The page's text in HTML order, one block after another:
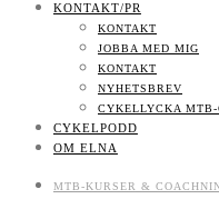
KONTAKT/PR
KONTAKT
JOBBA MED MIG
KONTAKT
NYHETSBREV
CYKELLYCKA MTB-
CYKELPODD
OM ELNA
MTB-KURSER &